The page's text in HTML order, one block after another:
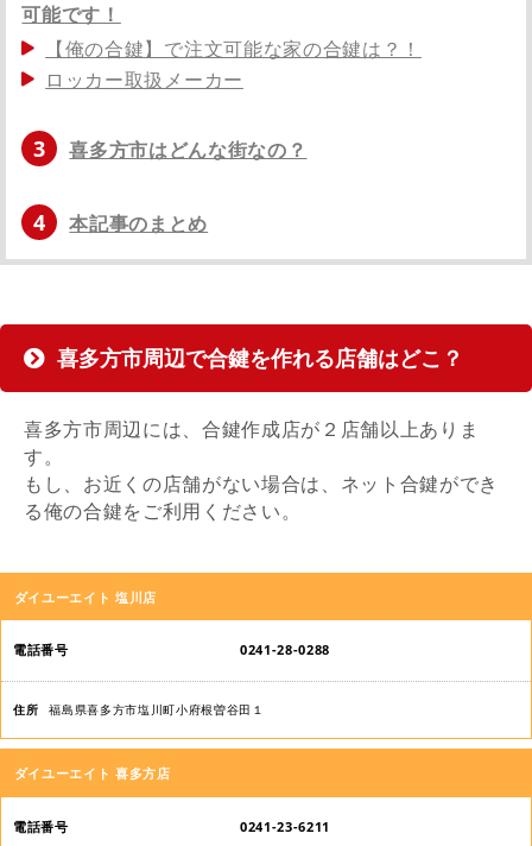
可能です！
【俺の合鍵】で注文可能な家の合鍵は？！
ロッカー取扱メーカー
3 喜多方市はどんな街なの？
4 本記事のまとめ
喜多方市周辺で合鍵を作れる店舗はどこ？
喜多方市周辺には、合鍵作成店が２店舗以上ありま
す。
もし、お近くの店舗がない場合は、ネット合鍵ができ
る俺の合鍵をご利用ください。
店
舗
名
電
番
号
住
ダイユーエイト 塩川店
0241-28-0288
福島県喜多方市塩川町小府根曽谷田１
ダイユーエイト 喜多方店
0241-23-6211